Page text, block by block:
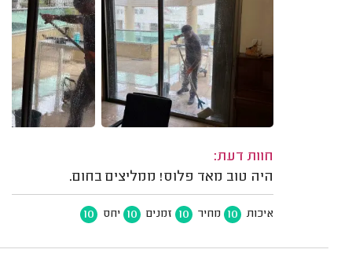
חוות דעת:
היה טוב מאד פלוס! ממליצים בחום.
איכות 10 מחיר 10 זמנים 10 יחס 10